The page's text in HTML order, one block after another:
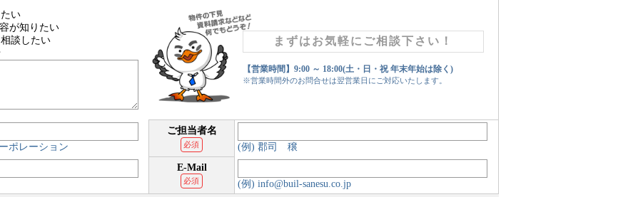
い
が知りたい
談したい
まずはお気軽にご相談下さい！
【営業時間】9:00 ～ 18:00(土・日・祝 年末年始は除く)
※営業時間外のお問合せは翌営業日にご対応いたします。
ポレーション
ご担当者名
必須
(例) 郡司 穣
E-Mail
必須 (例) info@buil-sanesu.co.jp